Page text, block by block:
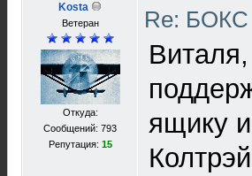
Kosta
Ветеран
Откуда:
Сообщений: 793
Репутация: 15
Re: БОКС
ящику